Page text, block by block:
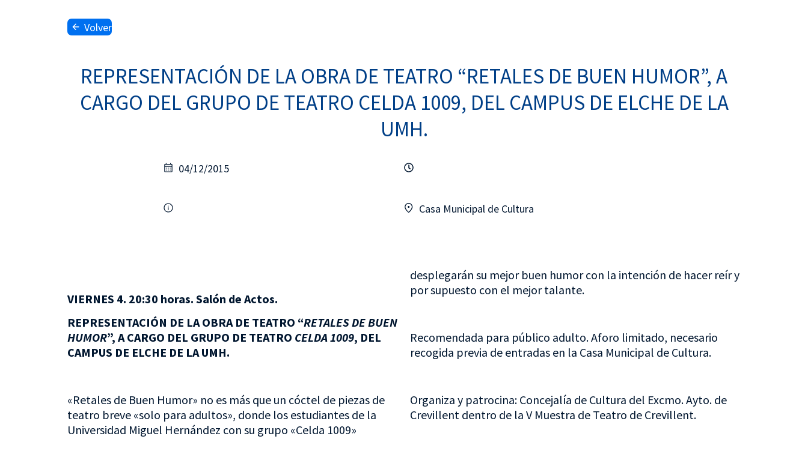
Volver
REPRESENTACIÓN DE LA OBRA DE TEATRO “RETALES DE BUEN HUMOR”, A
CARGO DEL GRUPO DE TEATRO CELDA 1009, DEL CAMPUS DE ELCHE DE LA
UMH.
04/12/2015
Casa Municipal de Cultura
VIERNES 4. 20:30 horas. Salón de Actos.
REPRESENTACIÓN DE LA OBRA DE TEATRO “RETALES DE BUEN
HUMOR”, A CARGO DEL GRUPO DE TEATRO CELDA 1009, DEL
CAMPUS DE ELCHE DE LA UMH.
«Retales de Buen Humor» no es más que un cóctel de piezas de
teatro breve «solo para adultos», donde los estudiantes de la
Universidad Miguel Hernández con su grupo «Celda 1009»
desplegarán su mejor buen humor con la intención de hacer reír y
por supuesto con el mejor talante.
Recomendada para público adulto. Aforo limitado, necesario
recogida previa de entradas en la Casa Municipal de Cultura.
Organiza y patrocina: Concejalía de Cultura del Excmo. Ayto. de
Crevillent dentro de la V Muestra de Teatro de Crevillent.